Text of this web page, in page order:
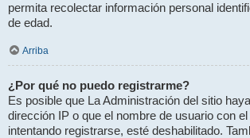
permita recolectar información personal
de edad.
Arriba
¿Por qué no puedo registrarme?
Es posible que La Administración del sitio
dirección IP o que el nombre de usuario con
intentando registrarse, esté deshabilitado.